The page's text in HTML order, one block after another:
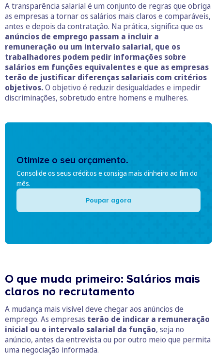
A transparência salarial é um conjunto de regras que obriga
as empresas a tornar os salários mais claros e comparáveis,
antes e depois da contratação. Na prática, significa que os
anúncios de emprego passam a incluir a
remuneração ou um intervalo salarial, que os
trabalhadores podem pedir informações sobre
salários em funções equivalentes e que as empresas
terão de justificar diferenças salariais com critérios
objetivos.O objetivo é reduzir desigualdades e impedir
discriminações, sobretudo entre homens e mulheres.
Otimize o seu orçamento.
Consolide os seus créditos e consiga mais dinheiro ao fim do
mês.
Poupar agora
O que muda primeiro: Salários mais
claros no recrutamento
A mudança mais visível deve chegar aos anúncios de
emprego. As empresas terão de indicar a remuneração
inicial ou o intervalo salarial da função, seja no
anúncio, antes da entrevista ou por outro meio que permita
uma negociação informada.